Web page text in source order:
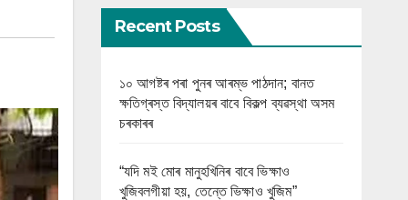
Recent Posts
১০ আগষ্টৰ পৰা পুনৰ আৰম্ভ পাঠদান; বানত
ক্ষতিগ্ৰস্ত বিদ্যালয়ৰ বাবে বিকল্প ব্যৱস্থা অসম
চৰকাৰৰ
“যদি মই মোৰ মানুহখিনিৰ বাবে ভিক্ষাও
খুজিবলগীয়া হয়, তেন্তে ভিক্ষাও খুজিম”